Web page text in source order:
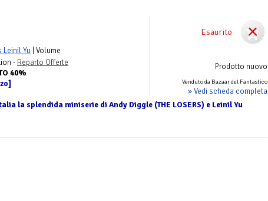
Esaurito
Prodotto nuovo
Venduto da Bazaar del Fantastico
» Vedi scheda completa
Leinil Yu | Volume
- Reparto Offerte
40%
la splendida miniserie di Andy Diggle (THE LOSERS) e Leinil Yu